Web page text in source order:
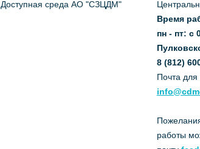
Доступная среда АО "СЗЦДМ"
Время
пн - пт: с
8 (812)
Почта для
работы